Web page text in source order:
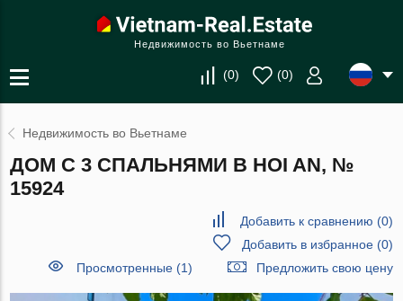
Недвижимость во Вьетнаме
(0) (0)
Недвижимость во Вьетнаме
ДОМ С 3 СПАЛЬНЯМИ В HOI AN, №
15924
Добавить к сравнению (0)
Добавить в избранное(0)
Просмотренные (1)
Предложить свою цену